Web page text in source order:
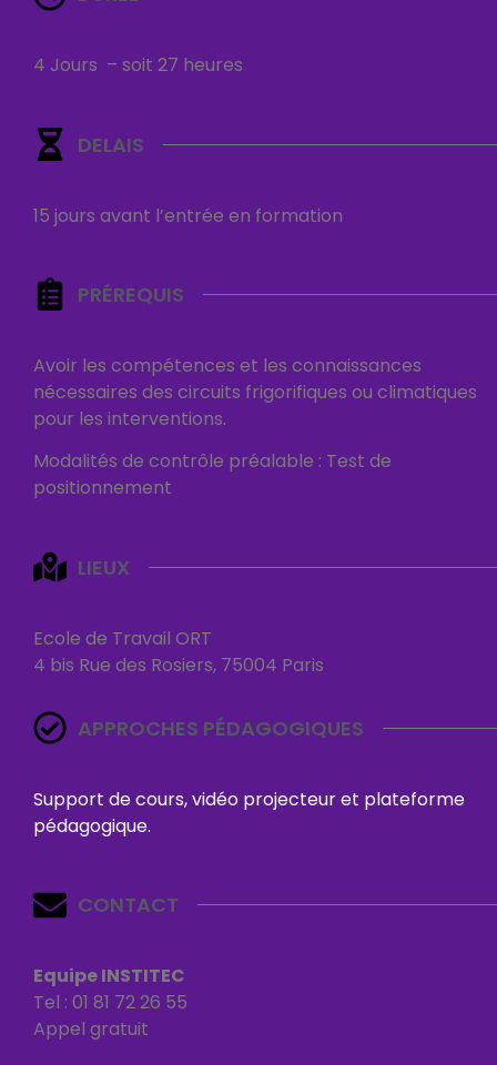
4 Jours – soit 27 heures
DELAIS
15 jours avant l’entrée en formation
PRÉREQUIS
Avoir les compétences et les connaissances
nécessaires des circuits frigorifiques ou climatiques
pour les interventions.
Modalités de contrôle préalable : Test de
positionnement
LIEUX
Ecole de Travail ORT
4 bis Rue des Rosiers, 75004 Paris
APPROCHES PÉDAGOGIQUES
Support de cours, vidéo projecteur et plateforme
pédagogique.
CONTACT
Equipe INSTITEC
Tel : 01 81 72 26 55
Appel gratuit